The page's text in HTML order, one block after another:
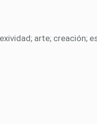
arte; creación;